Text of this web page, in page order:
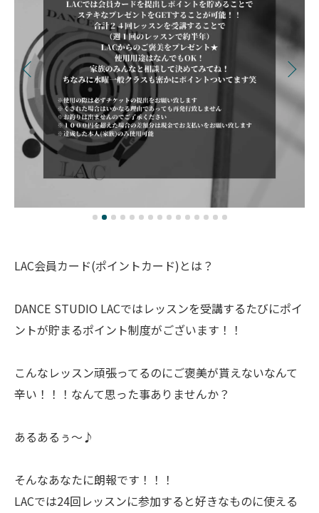
LAC会員カード(ポイントカード)とは？
DANCE STUDIO LACではレッスンを受講するたびにポイ
ントが貯まるポイント制度がございます！！
こんなレッスン頑張ってるのにご褒美が貰えないなんて
辛い！！！なんて思った事ありませんか？
あるあるぅ〜♪
そんなあなたに朗報です！！！
LACでは24回レッスンに参加すると好きなものに使える